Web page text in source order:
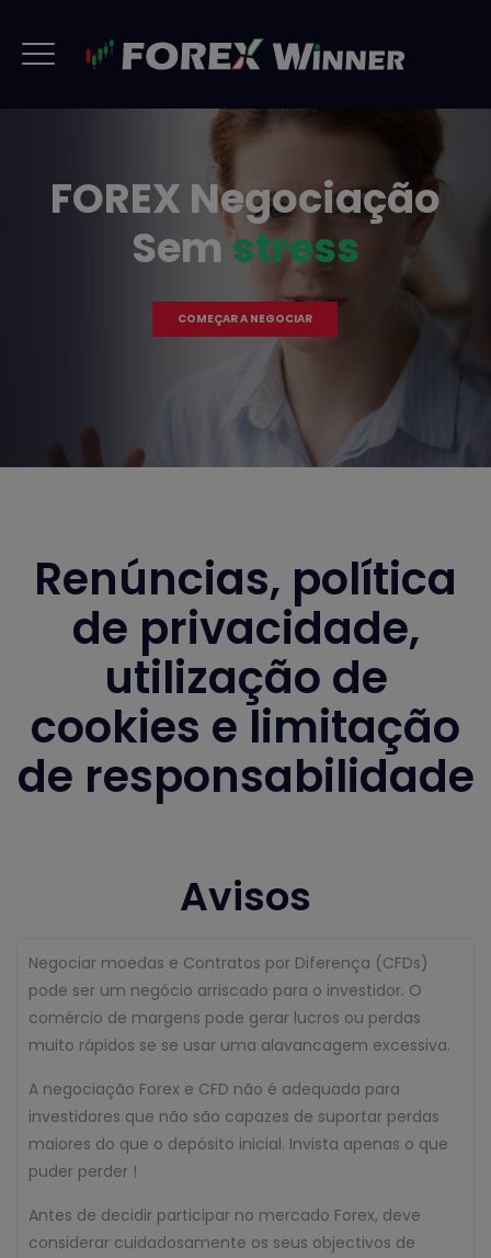
FOREX Negociação
Semstress
COMEÇAR A NEGOCIAR
Renúncias, política
de privacidade,
utilização de
cookies e limitação
de responsabilidade
Avisos
Negociar moedas e Contratos por Diferença (CFDs)
pode ser um negócio arriscado para o investidor. O
comércio de margens pode gerar lucros ou perdas
muito rápidos se se usar uma alavancagem excessiva.
A negociação Forex e CFD não é adequada para
investidores que não são capazes de suportar perdas
maiores do que o depósito inicial. Invista apenas o que
puder perder !
Antes de decidir participar no mercado Forex, deve
considerar cuidadosamente os seus objectivos de